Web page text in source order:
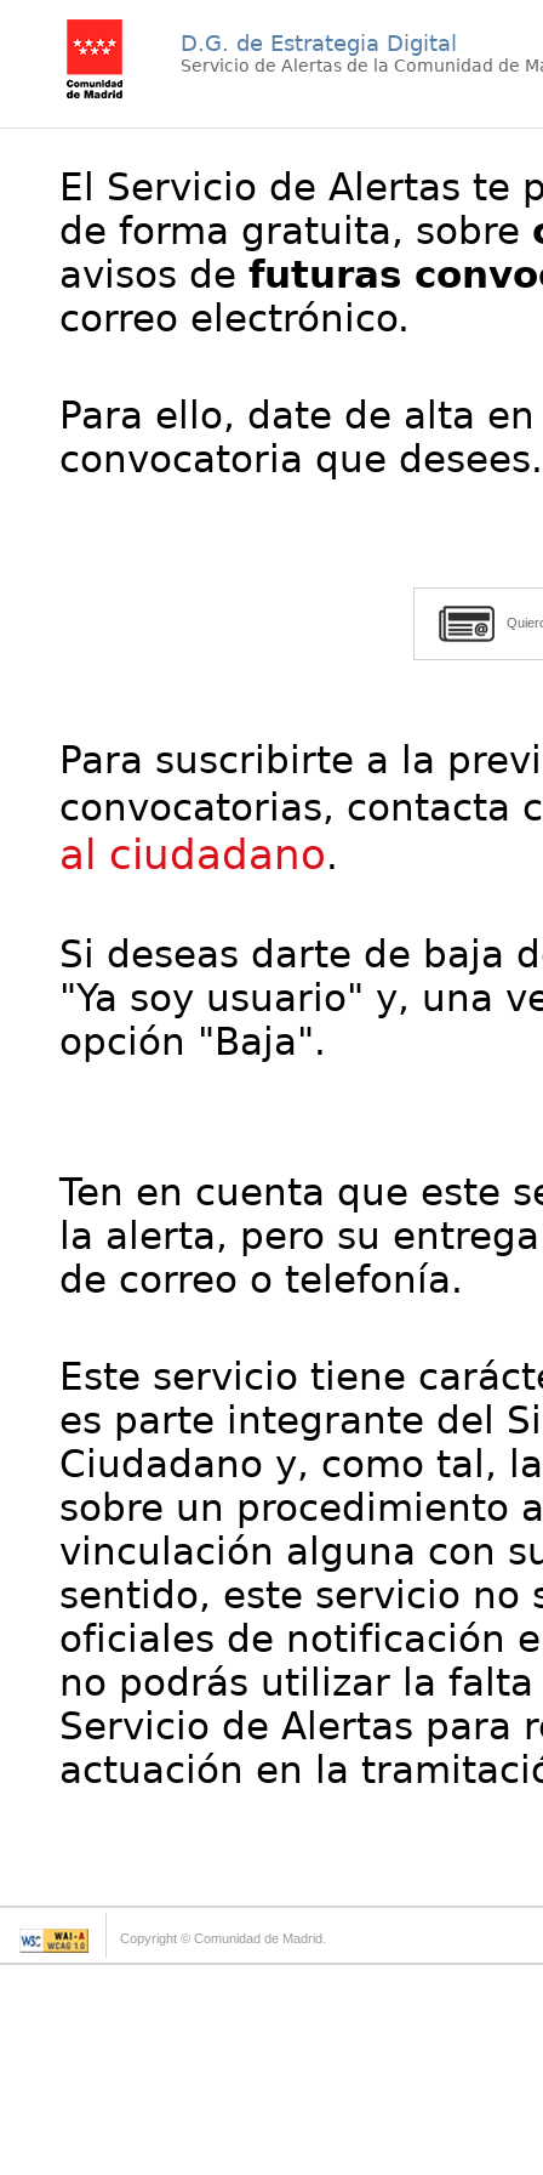
D.G. de Estrategia Digital
Servicio de Alertas de la Comunidad de
El Servicio de Alertas te
de forma gratuita, sobre
avisos de futuras
correo electrónico.
Para ello, date de alta
convocatoria que desees.
Para suscribirte a la
convocatorias, contacta
al ciudadano.
Si deseas darte de baja
"Ya soy usuario" y, una
opción "Baja".
Ten en cuenta que este
la alerta, pero su
de correo o telefonía.
Este servicio tiene
es parte integrante del
Ciudadano y, como tal,
sobre un procedimiento
vinculación alguna con
sentido, este servicio no
oficiales de notificación
no podrás utilizar la
Servicio de Alertas para
actuación en la
Copyright © Comunidad de Madrid.